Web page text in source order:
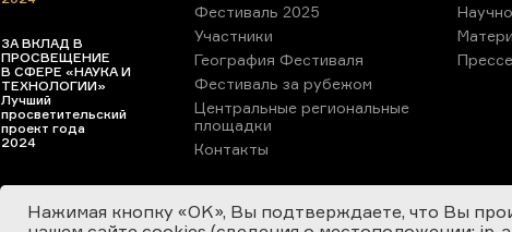
ЗА ВКЛАД В
ПРОСВЕЩЕНИЕ
В СФЕРЕ «НАУКА И
ТЕХНОЛОГИИ»
Лучший
просветительский
проект года
2024
Фестиваль 2025
Участники
География Фестиваля
Фестиваль за рубежом
Центральные региональные
площадки
Контакты
Прессе
Нажимая кнопку «OK», Вы подтверждаете, что Вы